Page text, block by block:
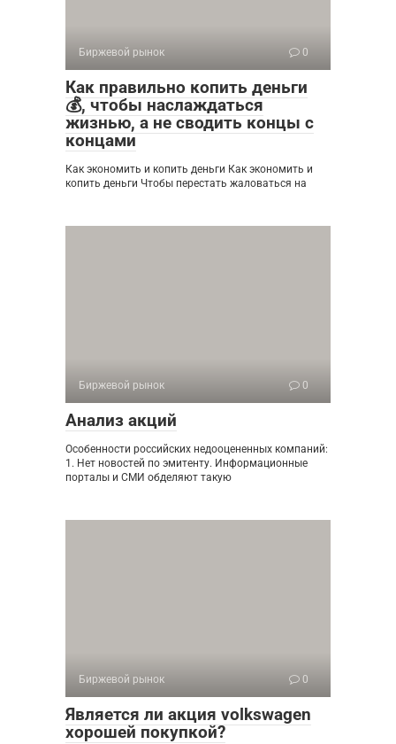
Биржевой рынок 0
Как правильно копить деньги
💰, чтобы наслаждаться
жизнью, а не сводить концы с
концами
Как экономить и копить деньги Как экономить и
копить деньги Чтобы перестать жаловаться на
Биржевой рынок 0
Анализ акций
Особенности российских недооцененных компаний:
1. Нет новостей по эмитенту. Информационные
порталы и СМИ обделяют такую
Биржевой рынок 0
Является ли акция volkswagen
хорошей покупкой?